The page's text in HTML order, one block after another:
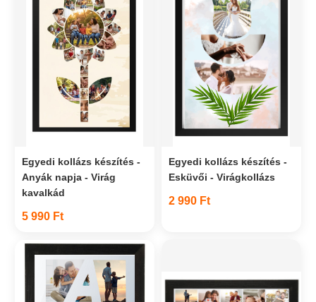
Egyedi kollázs készítés -
Anyák napja - Virág
kavalkád
5 990 Ft
Egyedi kollázs készítés -
Esküvői - Virágkollázs
2 990 Ft